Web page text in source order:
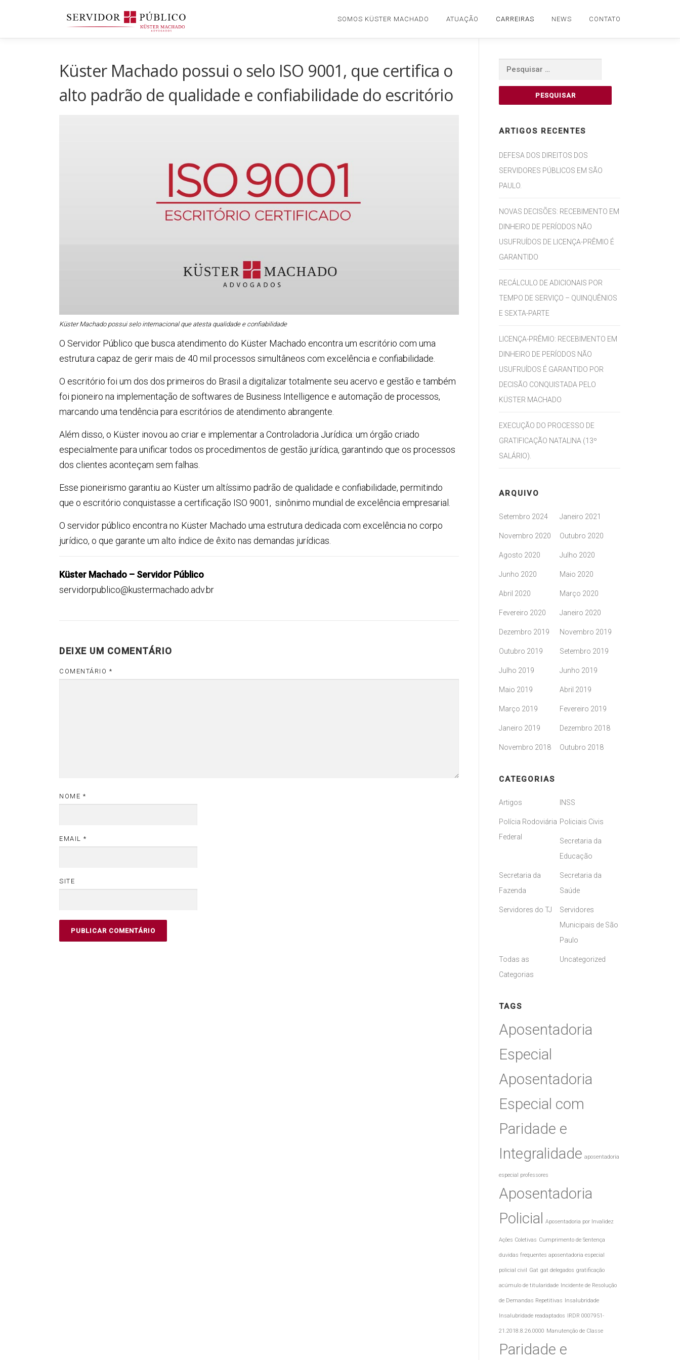
conteúdo
SOMOS KÜSTER MACHADO ATUAÇÃO CARREIRAS NEWS CONTATO
Küster Machado possui o selo ISO 9001, que certifica o
alto padrão de qualidade e confiabilidade do escritório
Küster Machado possui selo internacional que atesta qualidade e confiabilidade
O Servidor Público que busca atendimento do Küster Machado encontra um escritório com uma
estrutura capaz de gerir mais de 40 mil processos simultâneos com excelência e confiabilidade.
O escritório foi um dos dos primeiros do Brasil a digitalizar totalmente seu acervo e gestão e também
foi pioneiro na implementação de softwares de Business Intelligence e automação de processos,
marcando uma tendência para escritórios de atendimento abrangente.
Além disso, o Küster inovou ao criar e implementar a Controladoria Jurídica: um órgão criado
especialmente para unificar todos os procedimentos de gestão jurídica, garantindo que os processos
dos clientes aconteçam sem falhas.
Esse pioneirismo garantiu ao Küster um altíssimo padrão de qualidade e confiabilidade, permitindo
que o escritório conquistasse a certificação ISO 9001, sinônimo mundial de excelência empresarial.
O servidor público encontra no Küster Machado uma estrutura dedicada com excelência no corpo
jurídico, o que garante um alto índice de êxito nas demandas jurídicas.
Küster Machado – Servidor Público
servidorpublico@kustermachado.adv.br
DEIXE UM COMENTÁRIO
COMENTÁRIO *
NOME *
EMAIL *
SITE
Pesquisar
ARTIGOS RECENTES
DEFESA DOS DIREITOS DOS
SERVIDORES PÚBLICOS EM SÃO
PAULO.
NOVAS DECISÕES: RECEBIMENTO EM
DINHEIRO DE PERÍODOS NÃO
USUFRUÍDOS DE LICENÇA-PRÊMIO É
GARANTIDO
RECÁLCULO DE ADICIONAIS POR
TEMPO DE SERVIÇO – QUINQUÊNIOS
E SEXTA-PARTE
LICENÇA-PRÊMIO: RECEBIMENTO EM
DINHEIRO DE PERÍODOS NÃO
USUFRUÍDOS É GARANTIDO POR
DECISÃO CONQUISTADA PELO
KÜSTER MACHADO
EXECUÇÃO DO PROCESSO DE
GRATIFICAÇÃO NATALINA (13º
SALÁRIO).
ARQUIVO
Setembro 2024 Janeiro 2021
Novembro 2020 Outubro 2020
Agosto 2020 Julho 2020
Junho 2020 Maio 2020
Abril 2020 Março 2020
Fevereiro 2020 Janeiro 2020
Dezembro 2019 Novembro 2019
Outubro 2019 Setembro 2019
Julho 2019 Junho 2019
Maio 2019 Abril 2019
Março 2019 Fevereiro 2019
Janeiro 2019 Dezembro 2018
Novembro 2018 Outubro 2018
CATEGORIAS
Artigos INSS
Polícia Rodoviária
Federal
Policiais Civis
Secretaria da
Educação
Secretaria da
Fazenda
Secretaria da
Saúde
Servidores do TJ
Servidores
Municipais de São
Paulo
Todas as
Categorias
Uncategorized
TAGS
Aposentadoria
Especial
Aposentadoria
Especial com
Paridade e
Integralidade aposentadoria
especial professores
Aposentadoria
Policial
Aposentadoria por Invalidez
Ações Coletivas Cumprimento de Sentença
duvidas frequentes aposentadoria especial
policial civil Gat gat delegados gratificação
acúmulo de titularidade Incidente de Resolução
de Demandas Repetitivas Insalubridade
Insalubridade readaptados IRDR 0007951-
21.2018.8.26.0000 Manutenção de Classe
Paridade e